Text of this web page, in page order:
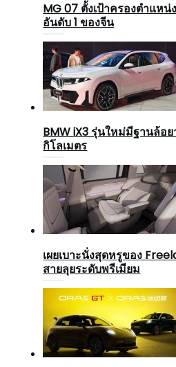
MG 07 ตั้งเป้าครองตำแห
อันดับ 1 ของจีน
BMW iX3 รุ่นใหม่มีฐานล้อ
กิโลเมตร
เผยเบาะนั่งสุดหรูของ
สายลุยระดับพรีเมียม